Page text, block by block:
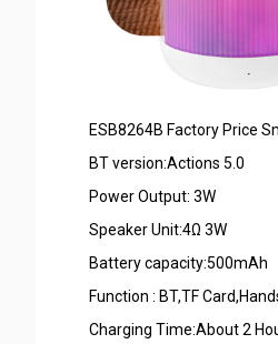
ESB8264B Factory Price
BT version:Actions 5.0
Power Output: 3W
Speaker Unit:4Ω 3W
Battery capacity:500mAh
Function : BT,TF
Charging Time:About 2